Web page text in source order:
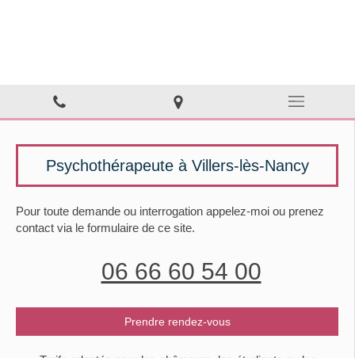
Psychothérapeute à Villers-lès-Nancy
Pour toute demande ou interrogation appelez-moi ou prenez
contact via le formulaire de ce site.
06 66 60 54 00
Prendre rendez-vous